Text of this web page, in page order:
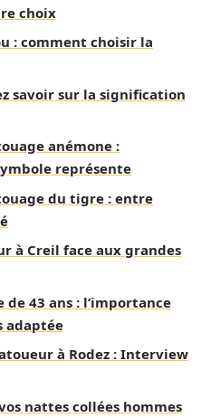
choix
: comment choisir la
savoir sur la signification
anémone :
représente
du tigre : entre
à Creil face aux grandes
de 43 ans : l’importance
adaptée
à Rodez : Interview
nattes collées hommes